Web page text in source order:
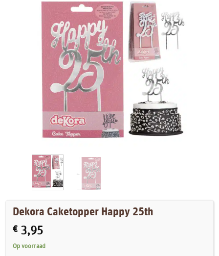
Dekora Caketopper Happy 25th
€ 3,95
Op voorraad